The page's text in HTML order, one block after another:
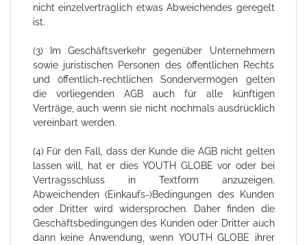
nicht einzelvertraglich etwas Abweichendes geregelt
ist.
(3) Im Geschäftsverkehr gegenüber Unternehmern
sowie juristischen Personen des öffentlichen Rechts
und öffentlich-rechtlichen Sondervermögen gelten
die vorliegenden AGB auch für alle künftigen
Verträge, auch wenn sie nicht nochmals ausdrücklich
vereinbart werden.
(4) Für den Fall, dass der Kunde die AGB nicht gelten
lassen will, hat er dies YOUTH GLOBE vor oder bei
Vertragsschluss in Textform anzuzeigen.
Abweichenden (Einkaufs-)Bedingungen des Kunden
oder Dritter wird widersprochen. Daher finden die
Geschäftsbedingungen des Kunden oder Dritter auch
dann keine Anwendung, wenn YOUTH GLOBE ihrer